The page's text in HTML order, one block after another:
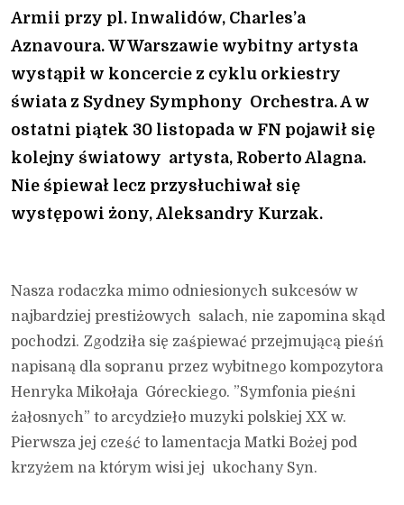
Armii przy pl. Inwalidów, Charles’a
Aznavoura. W Warszawie wybitny artysta
wystąpił w koncercie z cyklu orkiestry
świata z Sydney Symphony Orchestra. A w
ostatni piątek 30 listopada w FN pojawił się
kolejny światowy artysta, Roberto Alagna.
Nie śpiewał lecz przysłuchiwał się
występowi żony, Aleksandry Kurzak.
Nasza rodaczka mimo odniesionych sukcesów w
najbardziej prestiżowych salach, nie zapomina skąd
pochodzi. Zgodziła się zaśpiewać przejmującą pieśń
napisaną dla sopranu przez wybitnego kompozytora
Henryka Mikołaja Góreckiego. ”Symfonia pieśni
żałosnych” to arcydzieło muzyki polskiej XX w.
Pierwsza jej cześć to lamentacja Matki Bożej pod
krzyżem na którym wisi jej ukochany Syn.